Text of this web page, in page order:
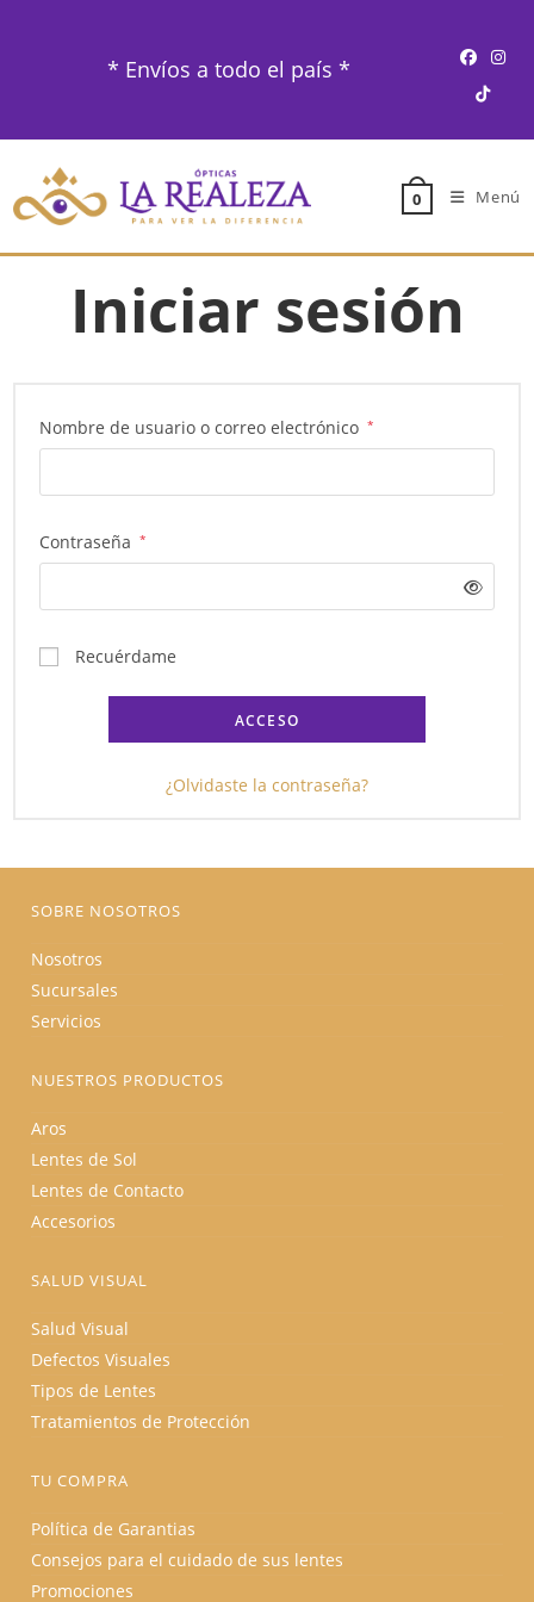
* Envíos a todo el país *
0 Menú
Iniciar sesión
Nombre de usuario o correo electrónico *
Contraseña *
Recuérdame
ACCESO
¿Olvidaste la contraseña?
SOBRE NOSOTROS
Nosotros
Sucursales
Servicios
NUESTROS PRODUCTOS
Aros
Lentes de Sol
Lentes de Contacto
Accesorios
SALUD VISUAL
Salud Visual
Defectos Visuales
Tipos de Lentes
Tratamientos de Protección
TU COMPRA
Política de Garantias
Consejos para el cuidado de sus lentes
Promociones